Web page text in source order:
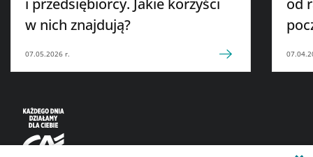
i przedsiębiorcy. Jakie korzyści
w nich znajdują?
07.05.2026 r.
od